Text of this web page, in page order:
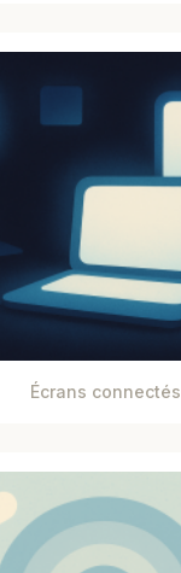
Écrans connectés